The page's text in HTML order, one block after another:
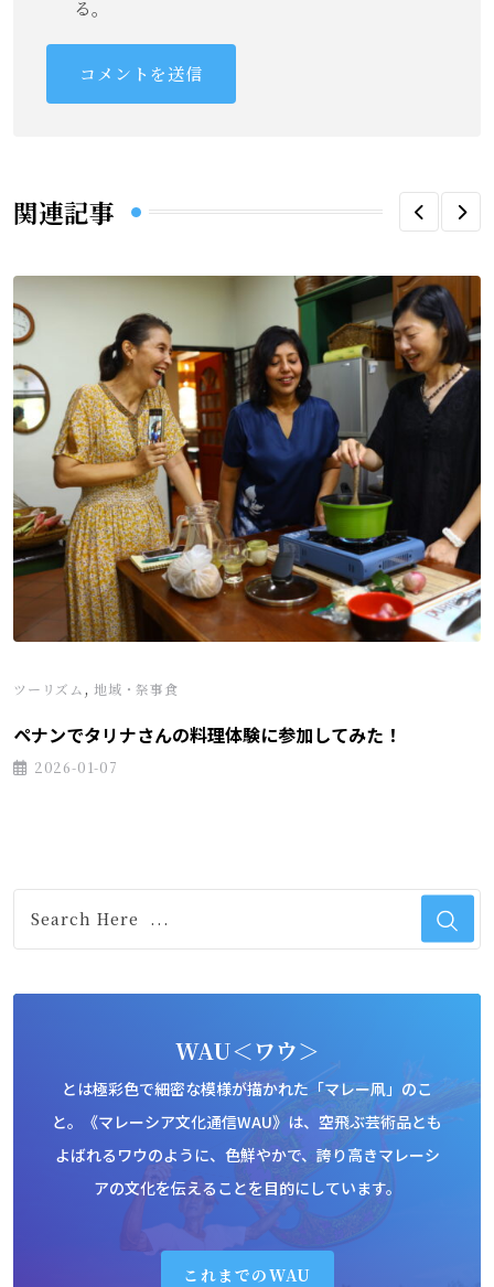
る。
関連記事
ツーリズム , 地域・祭事食
ペナンでタリナさんの料理体験に参加してみた！
2026-01-07
WAU＜ワウ＞
とは極彩色で細密な模様が描かれた「マレー凧」のこ
と。《マレーシア文化通信WAU》は、空飛ぶ芸術品とも
よばれるワウのように、色鮮やかで、誇り高きマレーシ
アの文化を伝えることを目的にしています。
これまでのWAU